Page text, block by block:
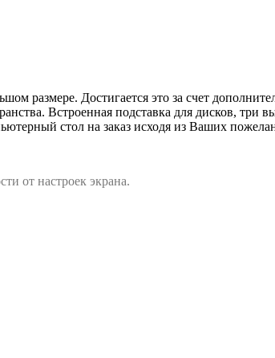
размере. Достигается это за счет
Встроенная подставка для дисков,
стол на заказ исходя из Ваших
от настроек экрана.